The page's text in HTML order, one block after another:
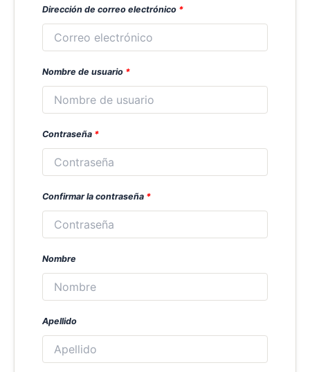
Dirección de correo electrónico *
Nombre de usuario *
Contraseña *
Confirmar la contraseña *
Nombre
Apellido